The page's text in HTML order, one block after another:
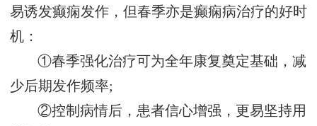
易诱发癫痫发作，但春季亦是癫痫病治疗的好时
机：
①春季强化治疗可为全年康复奠定基础，减
少后期发作频率;
②控制病情后，患者信心增强，更易坚持用